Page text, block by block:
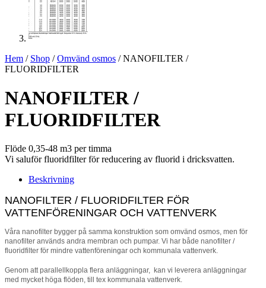
Hem / Shop /Omvänd osmos / NANOFILTER /
FLUORIDFILTER
NANOFILTER /
FLUORIDFILTER
Flöde 0,35-48 m3 per timma
Vi saluför fluoridfilter för reducering av fluorid i dricksvatten.
Beskrivning
NANOFILTER / FLUORIDFILTER FÖR
VATTENFÖRENINGAR OCH VATTENVERK
Våra nanofilter bygger på samma konstruktion som omvänd osmos, men för
nanofilter används andra membran och pumpar. Vi har både nanofilter /
fluoridfilter för mindre vattenföreningar och kommunala vattenverk.
Genom att parallellkoppla flera anläggningar, kan vi leverera anläggningar
med mycket höga flöden, till tex kommunala vattenverk.